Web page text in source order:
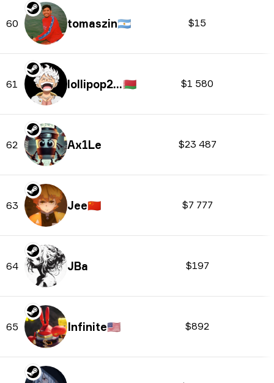
60 tomaszin🇦🇷 $15
61 lollipop21k 🇧🇾 $1 580
62 Ax1Le $23 487
63 Jee🇨🇳 $7 777
64 JBa $197
65 Infinite🇺🇸 $892